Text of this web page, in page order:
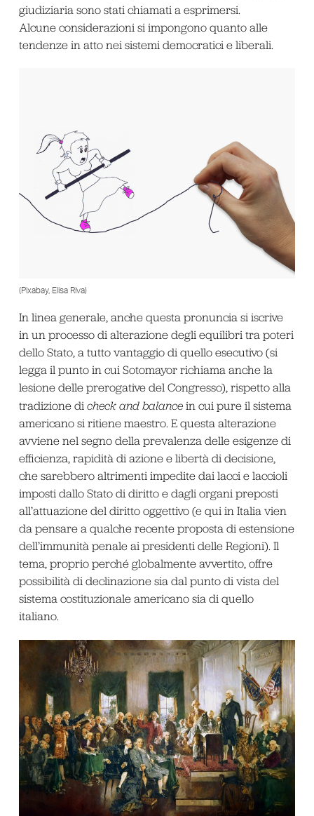
giudiziaria sono stati chiamati a esprimersi.
Alcune considerazioni si impongono quanto alle
tendenze in atto nei sistemi democratici e liberali.
(Pixabay, Elisa Riva)
In linea generale, anche questa pronuncia si iscrive
in un processo di alterazione degli equilibri tra poteri
dello Stato, a tutto vantaggio di quello esecutivo (si
legga il punto in cui Sotomayor richiama anche la
lesione delle prerogative del Congresso), rispetto alla
tradizione di check and balancein cui pure il sistema
americano si ritiene maestro. E questa alterazione
avviene nel segno della prevalenza delle esigenze di
efficienza, rapidità di azione e libertà di decisione,
che sarebbero altrimenti impedite dai lacci e laccioli
imposti dallo Stato di diritto e dagli organi preposti
all’attuazione del diritto oggettivo (e qui in Italia vien
da pensare a qualche recente proposta di estensione
dell’immunità penale ai presidenti delle Regioni). Il
tema, proprio perché globalmente avvertito, offre
possibilità di declinazione sia dal punto di vista del
sistema costituzionale americano sia di quello
italiano.